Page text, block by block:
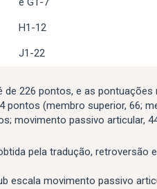
H1-12
J1-22
226 pontos, e as pontuações
(membro superior, 66;
movimento passivo articular,
pela tradução, retroversão
escala movimento passivo